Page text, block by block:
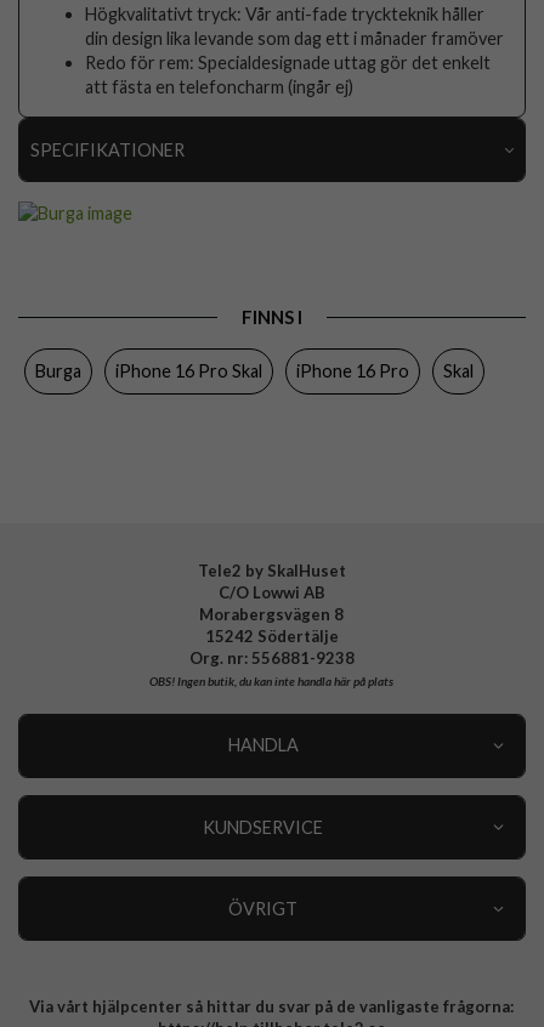
Högkvalitativt tryck: Vår anti-fade tryckteknik håller
din design lika levande som dag ett i månader framöver
Redo för rem: Specialdesignade uttag gör det enkelt
att fästa en telefoncharm (ingår ej)
SPECIFIKATIONER
Färg Flerfärgad
FINNS I
Burga iPhone 16 Pro Skal iPhone 16 Pro Skal
Tele2 by SkalHuset
C/O Lowwi AB
Morabergsvägen 8
15242 Södertälje
Org. nr: 556881-9238
OBS!Ingen butik, du kan inte handla här på plats
HANDLA
KUNDSERVICE
ÖVRIGT
Integritetspolicy
Via vårt hjälpcenter så hittar du svar på de vanligaste frågorna: